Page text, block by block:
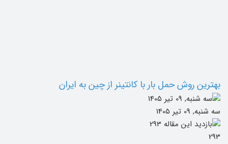
بهترین روش حمل بار با کانتینر از چین به ایران
سه شنبه, 09 تیر 1405
293